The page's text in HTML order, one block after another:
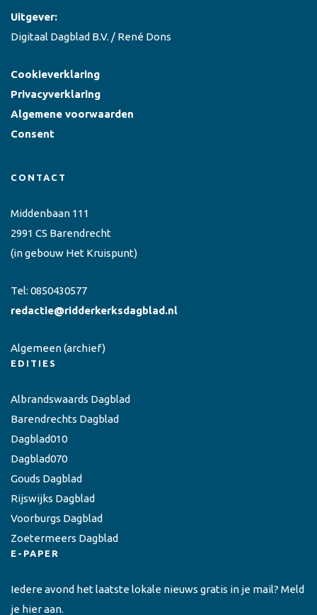
Uitgever:
Digitaal Dagblad B.V. / René Dons
Cookieverklaring
Privacyverklaring
Algemene voorwaarden
Consent
CONTACT
Middenbaan 111
2991 CS Barendrecht
(in gebouw Het Kruispunt)
Tel: 0850430577
redactie@ridderkerksdagblad.nl
Algemeen(archief)
EDITIES
Albrandswaards Dagblad
Barendrechts Dagblad
Dagblad010
Dagblad070
Gouds Dagblad
Rijswijks Dagblad
Voorburgs Dagblad
Zoetermeers Dagblad
E-PAPER
Iedere avond het laatste lokale nieuws gratis in je mail? Meld
je hier aan.